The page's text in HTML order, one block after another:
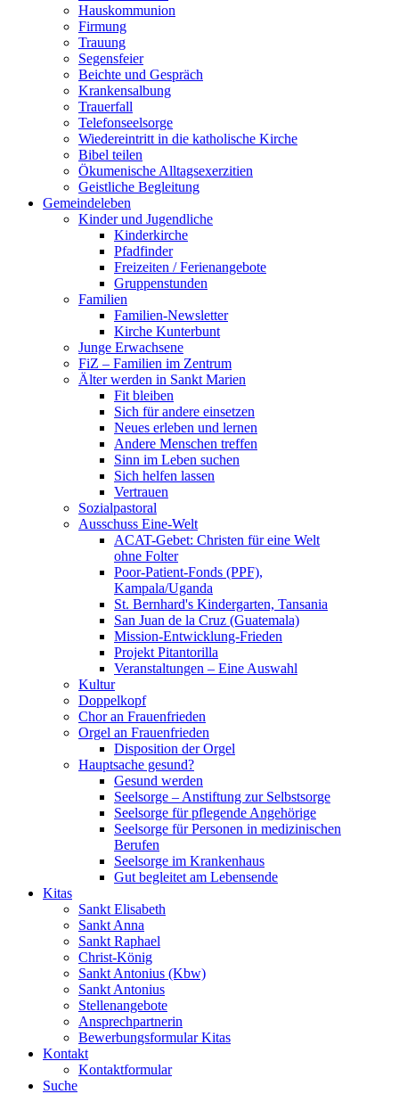
Hauskommunion
Firmung
Trauung
Segensfeier
Beichte und Gespräch
Krankensalbung
Trauerfall
Telefonseelsorge
Wiedereintritt in die katholische Kirche
Bibel teilen
Ökumenische Alltagsexerzitien
Geistliche Begleitung
Gemeindeleben
Kinder und Jugendliche
Kinderkirche
Pfadfinder
Freizeiten / Ferienangebote
Gruppenstunden
Familien
Familien-Newsletter
Kirche Kunterbunt
Junge Erwachsene
FiZ – Familien im Zentrum
Älter werden in Sankt Marien
Fit bleiben
Sich für andere einsetzen
Neues erleben und lernen
Andere Menschen treffen
Sinn im Leben suchen
Sich helfen lassen
Vertrauen
Sozialpastoral
Ausschuss Eine-Welt
ACAT-Gebet: Christen für eine Welt
ohne Folter
Poor-Patient-Fonds (PPF),
Kampala/Uganda
St. Bernhard's Kindergarten, Tansania
San Juan de la Cruz (Guatemala)
Mission-Entwicklung-Frieden
Projekt Pitantorilla
Veranstaltungen – Eine Auswahl
Kultur
Doppelkopf
Chor an Frauenfrieden
Orgel an Frauenfrieden
Disposition der Orgel
Hauptsache gesund?
Gesund werden
Seelsorge – Anstiftung zur Selbstsorge
Seelsorge für pflegende Angehörige
Seelsorge für Personen in medizinischen
Berufen
Seelsorge im Krankenhaus
Gut begleitet am Lebensende
Kitas
Sankt Elisabeth
Sankt Anna
Sankt Raphael
Christ-König
Sankt Antonius (Kbw)
Sankt Antonius
Stellenangebote
Ansprechpartnerin
Bewerbungsformular Kitas
Kontakt
Kontaktformular
Suche